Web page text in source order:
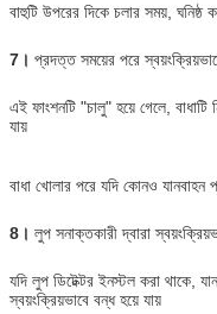
বাহুটি উপরের দিকে চলার সময়, ঘনিষ্ঠ
7। প্রদত্ত সময়ের পরে
এই ফাংশনটি "চালু" হয়ে গেলে, বাধাটি
যায়
বাধা খোলার পরে যদি কোনও যানবাহন
8। লুপ সনাক্তকারী দ্বারা
যদি লুপ ডিটেক্টর ইনস্টল করা থাকে,
স্বয়ংক্রিয়ভাবে বন্ধ হয়ে যায়